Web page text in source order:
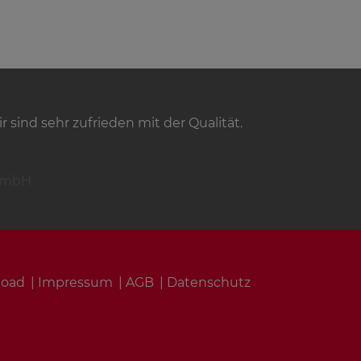
sind sehr zufrieden mit der Qualität.
Impressum AGB Datenschutz